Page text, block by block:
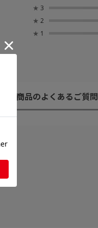
★ 3
★ 2
★ 1
商品のよくあるご質問